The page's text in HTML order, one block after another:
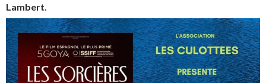
Lambert.